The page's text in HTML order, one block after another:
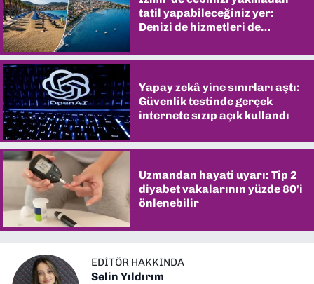
tatil yapabileceğiniz yer:
Denizi de hizmetleri de
Yapay zekâ yine sınırları aştı:
Güvenlik testinde gerçek
internete sızıp açık kullandı
Uzmandan hayati uyarı: Tip 2
diyabet vakalarının yüzde 80'i
önlenebilir
EDITÖR HAKKINDA
Selin Yıldırım